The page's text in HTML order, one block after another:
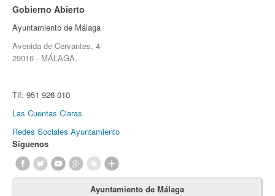
Gobierno Abierto
Ayuntamiento de Málaga
Avenida de Cervantes, 4
29016 - MÁLAGA.
Tlf: 951 926 010
Las Cuentas Claras
Redes Sociales Ayuntamiento
Síguenos
Ayuntamiento de Málaga